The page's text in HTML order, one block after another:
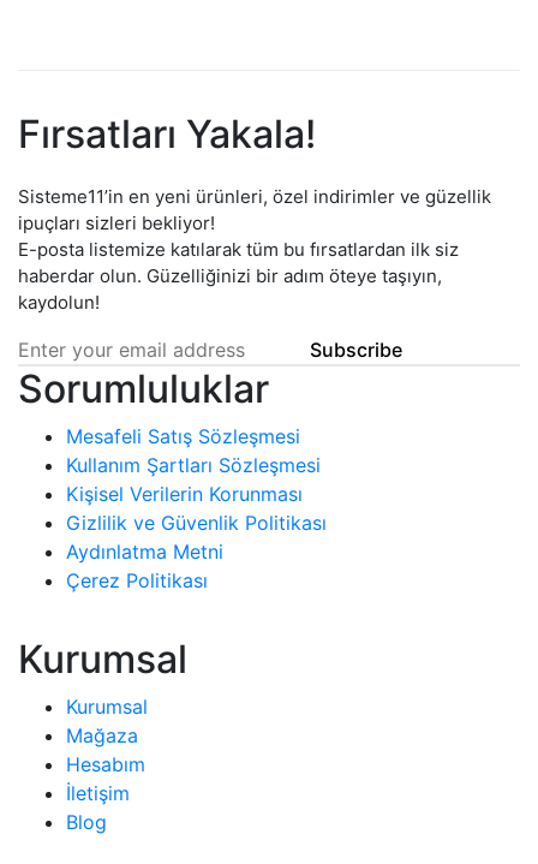
Fırsatları Yakala!
Sisteme11’in en yeni ürünleri, özel indirimler ve güzellik
ipuçları sizleri bekliyor!
E-posta listemize katılarak tüm bu fırsatlardan ilk siz
haberdar olun. Güzelliğinizi bir adım öteye taşıyın,
kaydolun!
Subscribe
Sorumluluklar
Mesafeli Satış Sözleşmesi
Kullanım Şartları Sözleşmesi
Kişisel Verilerin Korunması
Gizlilik ve Güvenlik Politikası
Aydınlatma Metni
Çerez Politikası
Kurumsal
Kurumsal
Mağaza
Hesabım
İletişim
Blog